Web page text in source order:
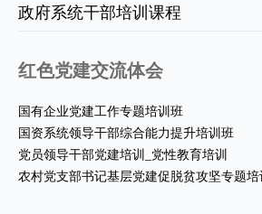
政府系统干部培训课程
红色党建交流体会
国有企业党建工作专题培训班
国资系统领导干部综合能力提升培训班
党员领导干部党建培训_党性教育培训
农村党支部书记基层党建促脱贫攻坚专题培